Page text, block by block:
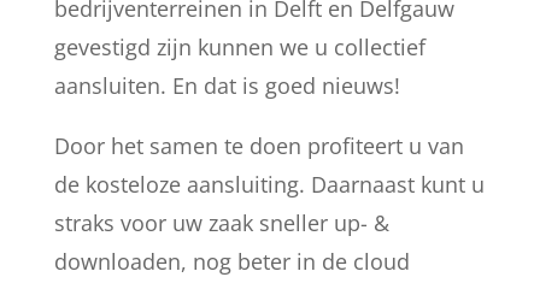
bedrijventerreinen in Delft en Delfgauw
gevestigd zijn kunnen we u collectief
aansluiten. En dat is goed nieuws!
Door het samen te doen profiteert u van
de kosteloze aansluiting. Daarnaast kunt u
straks voor uw zaak sneller up- &
downloaden, nog beter in de cloud